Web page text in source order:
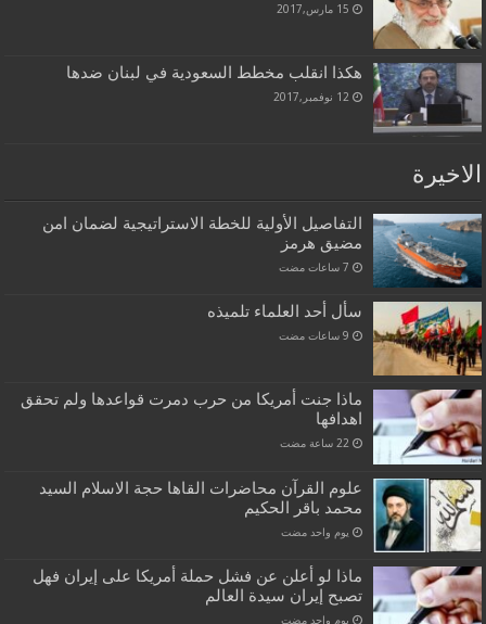
15 مارس,2017
هكذا انقلب مخطط السعودية في لبنان ضدها
12 نوفمبر,2017
الاخيرة
التفاصيل الأولية للخطة الاستراتيجية لضمان امن
مضيق هرمز
سأل أحد العلماء تلميذه
ماذا جنت أمريكا من حرب دمرت قواعدها ولم تحقق
اهدافها
‏22 ساعة مضت
علوم القرآن محاضرات القاها حجة الاسلام السيد
محمد باقر الحكيم
‏يوم واحد مضت
ماذا لو أعلن عن فشل حملة أمريكا على إيران فهل
تصبح إيران سيدة العالم
‏يوم واحد مضت